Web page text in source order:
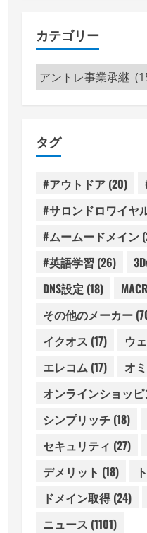
カテゴリー
カ
テ
ー
タグ
#アウトドア(20)
#サロンドロワイヤ
#ムームードメイン
#英語学習 (26)
DNS設定 (18)
その他のメーカー
イクオス (17) ウ
エレコム(17) オ
オンラインショッ
シンプリッチ(18)
セキュリティ (27)
デメリット (18)
ドメイン取得(24)
ニュース (1101)